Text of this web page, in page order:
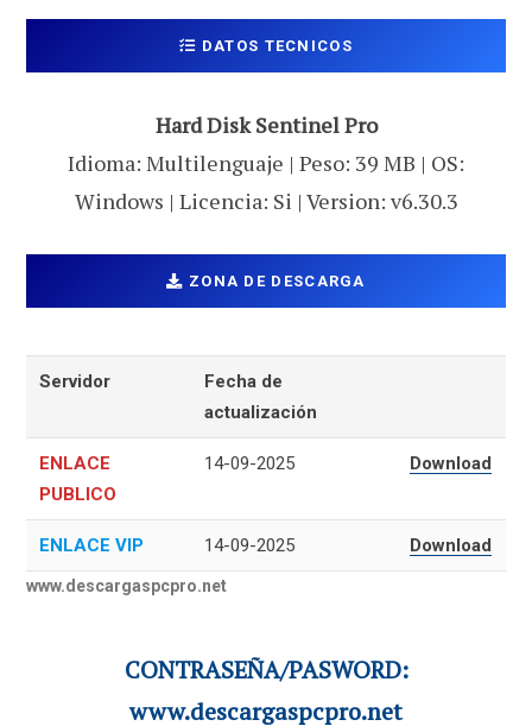
DATOS TECNICOS
Hard Disk Sentinel Pro
Idioma: Multilenguaje | Peso: 39 MB | OS:
Windows | Licencia: Si | Version: v6.30.3
ZONA DE DESCARGA
Servidor
Fecha de
actualización
ENLACE
PUBLICO
14-09-2025 Download
ENLACE VIP 14-09-2025 Download
www.descargaspcpro.net
CONTRASEÑA/PASWORD:
www.descargaspcpro.net